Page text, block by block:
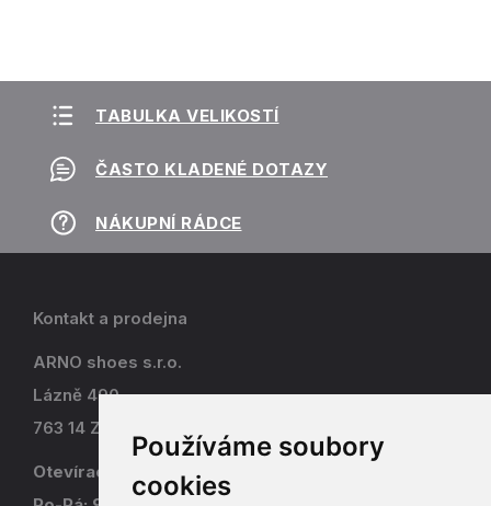
Používáme soubory
cookies
TABULKA VELIKOSTÍ
ČASTO KLADENÉ DOTAZY
NÁKUPNÍ RÁDCE
Kontakt a prodejna
ARNO shoes s.r.o.
Lázně 490
763 14 Zlín - Kostelec
Otevírací doba